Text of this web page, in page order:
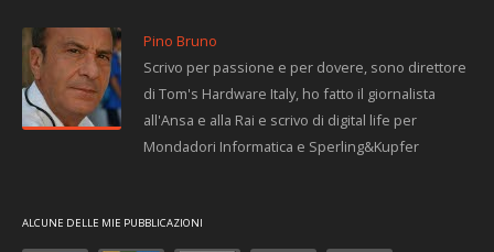
Pino Bruno
Scrivo per passione e per dovere, sono direttore
di Tom's Hardware Italy, ho fatto il giornalista
all'Ansa e alla Rai e scrivo di digital life per
Mondadori Informatica e Sperling&Kupfer
ALCUNE DELLE MIE PUBBLICAZIONI